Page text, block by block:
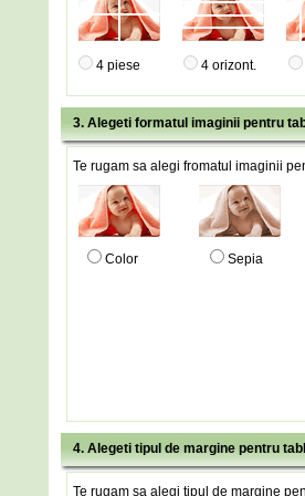
4 piese 4 orizont.
3. Alegeti formatul imaginii pentru
Te rugam sa alegi fromatul imaginii
Color Sepia
4. Alegeti tipul de margine pentru
Te rugam sa alegi tipul de margine